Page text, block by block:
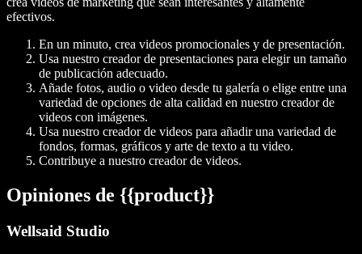
efectivos.
En un minuto, crea videos promocionales y de presentación.
Usa nuestro creador de presentaciones para elegir un tamaño
de publicación adecuado.
Añade fotos, audio o video desde tu galería o elige entre una
variedad de opciones de alta calidad en nuestro creador de
videos con imágenes.
Usa nuestro creador de videos para añadir una variedad de
fondos, formas, gráficos y arte de texto a tu video.
Contribuye a nuestro creador de videos.
Opiniones de {{product}}
Wellsaid Studio